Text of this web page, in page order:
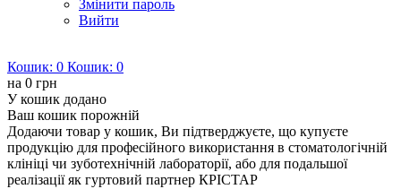
Змінити пароль
Вийти
Кошик: 0 Кошик: 0
на 0 грн
У кошик додано
Ваш кошик порожній
Додаючи товар у кошик, Ви підтверджуєте, що купуєте
продукцію для професійного використання в стоматологічній
клініці чи зуботехнічній лабораторії, або для подальшої
реалізації як гуртовий партнер КРІСТАР